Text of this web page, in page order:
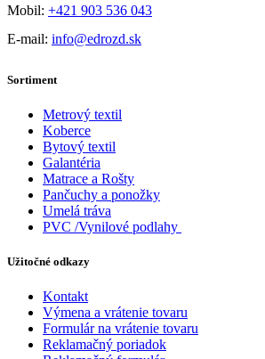
Mobil: +421 903 536 043
E-mail: info@edrozd.sk
Sortiment
Metrový textil
Koberce
Bytový textil
Galantéria
Matrace a Rošty
Pančuchy a ponožky
Umelá tráva
PVC /Vynilové podlahy
Užitočné odkazy
Kontakt
Výmena a vrátenie tovaru
Formulár na vrátenie tovaru
Reklamačný poriadok